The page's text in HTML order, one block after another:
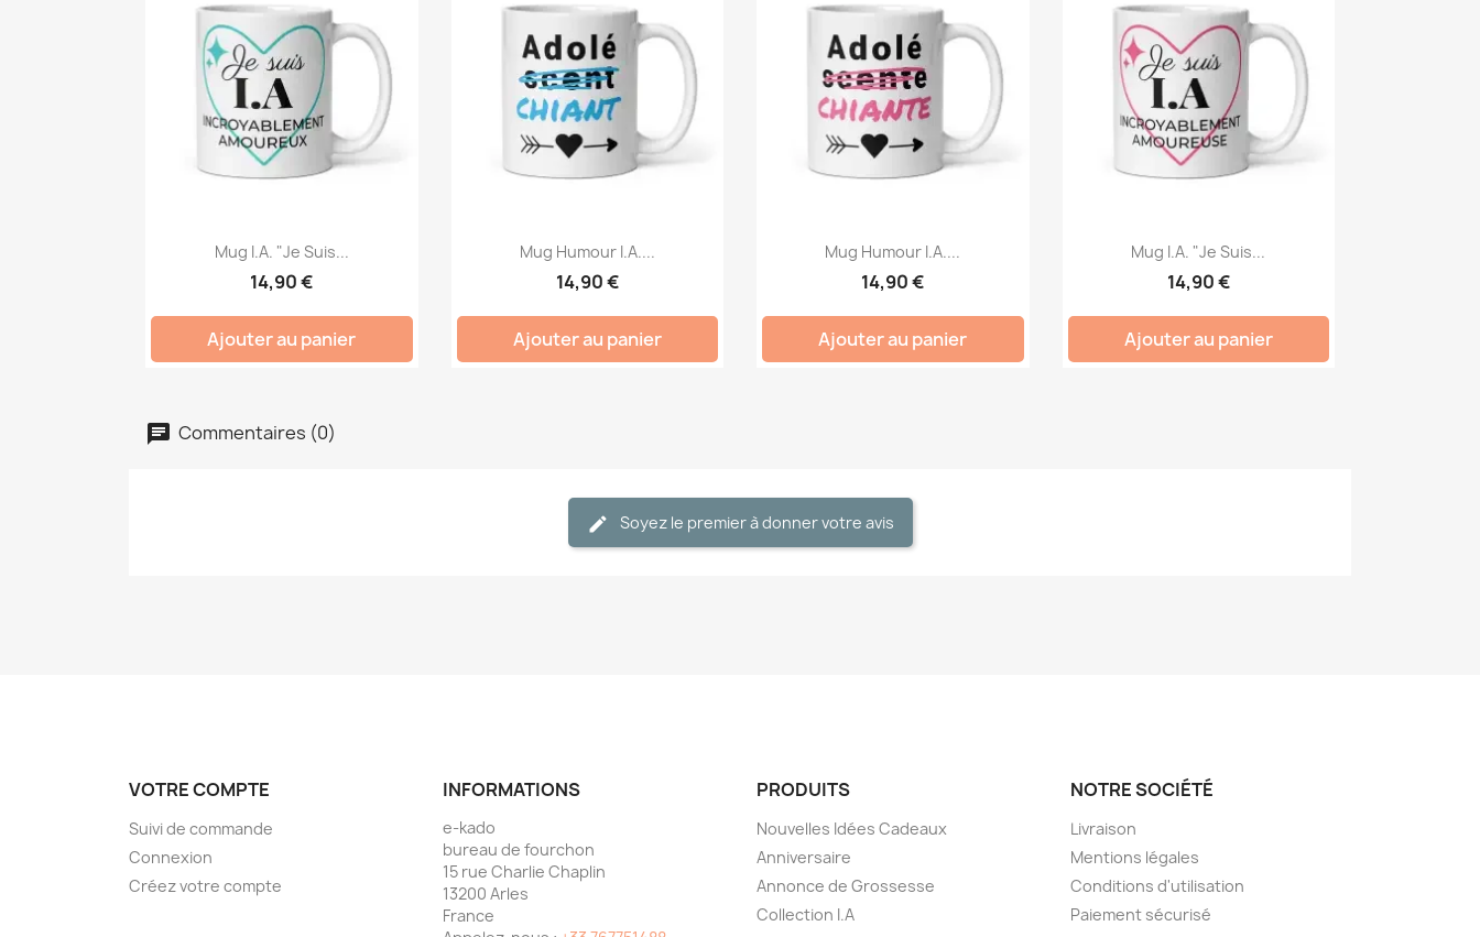
Mug I.A. "Je Suis...
14,90 €
Ajouter au panier
Mug Humour I.A....
14,90 €
Ajouter au panier
Mug Humour I.A....
14,90 €
Ajouter au panier
Mug I.A. "Je Suis...
14,90 €
Ajouter au panier
Commentaires (0)
Soyez le premier à donner votre avis
VOTRE COMPTE
Suivi de commande
Connexion
Créez votre compte
INFORMATIONS
e-kado
bureau de fourchon
15 rue Charlie Chaplin
13200 Arles
France
PRODUITS
Nouvelles Idées Cadeaux
Anniversaire
Annonce de Grossesse
Collection I.A
NOTRE SOCIÉTÉ
Livraison
Mentions légales
Conditions d'utilisation
Paiement sécurisé